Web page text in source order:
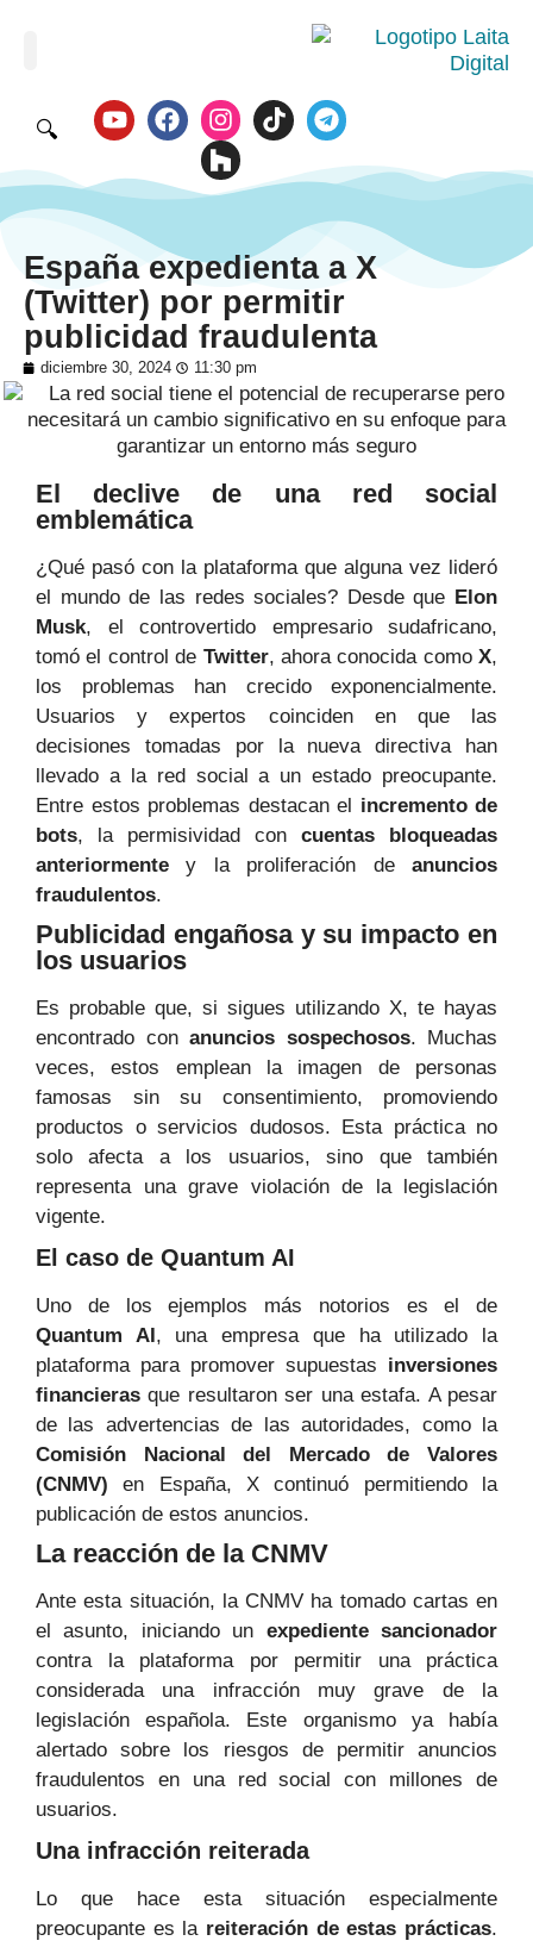
🔍
España expedienta a X
(Twitter) por permitir
publicidad fraudulenta
diciembre 30, 2024 11:30 pm
El declive de una red social
emblemática
¿Qué pasó con la plataforma que alguna vez lideró
el mundo de las redes sociales? Desde que Elon
Musk, el controvertido empresario sudafricano,
tomó el control de Twitter, ahora conocida como X,
los problemas han crecido exponencialmente.
Usuarios y expertos coinciden en que las
decisiones tomadas por la nueva directiva han
llevado a la red social a un estado preocupante.
Entre estos problemas destacan el incremento de
bots, la permisividad con cuentas bloqueadas
anteriormente y la proliferación de anuncios
fraudulentos.
Publicidad engañosa y su impacto en
los usuarios
Es probable que, si sigues utilizando X, te hayas
encontrado con anuncios sospechosos. Muchas
veces, estos emplean la imagen de personas
famosas sin su consentimiento, promoviendo
productos o servicios dudosos. Esta práctica no
solo afecta a los usuarios, sino que también
representa una grave violación de la legislación
vigente.
El caso de Quantum AI
Uno de los ejemplos más notorios es el de
Quantum AI , una empresa que ha utilizado la
plataforma para promover supuestas inversiones
financieras que resultaron ser una estafa. A pesar
de las advertencias de las autoridades, como la
Comisión Nacional del Mercado de Valores
(CNMV) en España, X continuó permitiendo la
publicación de estos anuncios.
La reacción de la CNMV
Ante esta situación, la CNMV ha tomado cartas en
el asunto, iniciando un expediente sancionador
contra la plataforma por permitir una práctica
considerada una infracción muy grave de la
legislación española. Este organismo ya había
alertado sobre los riesgos de permitir anuncios
fraudulentos en una red social con millones de
usuarios.
Una infracción reiterada
Lo que hace esta situación especialmente
preocupante es la reiteración de estas prácticas.